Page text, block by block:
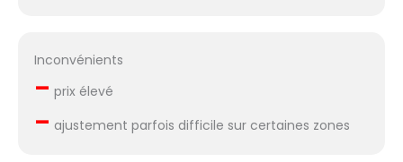
Inconvénients
– prix élevé
– ajustement parfois difficile sur certaines zones